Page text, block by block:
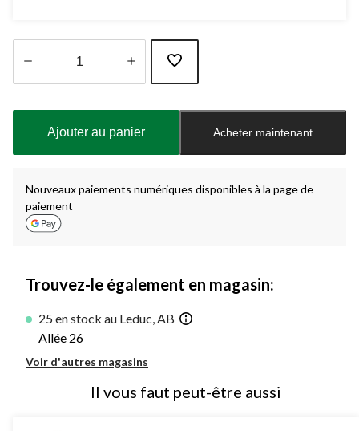
à
Ajouter au panier Acheter maintenant
Nouveaux paiements numériques disponibles à la page de
paiement
Trouvez-le également en magasin:
25 en stock au Leduc, AB
Allée 26
Voir d'autres magasins
Il vous faut peut-être aussi